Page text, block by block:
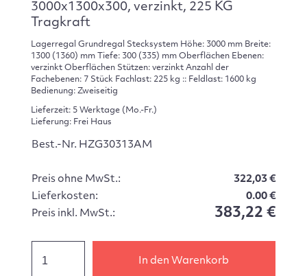
3000x1300x300, verzinkt, 225 KG
Tragkraft
Lagerregal Grundregal Stecksystem Höhe: 3000 mm Breite:
1300 (1360) mm Tiefe: 300 (335) mm Oberflächen Ebenen:
verzinkt Oberflächen Stützen: verzinkt Anzahl der
Fachebenen: 7 Stück Fachlast: 225 kg :: Feldlast: 1600 kg
Bedienung: Zweiseitig
Lieferzeit: 5 Werktage (Mo.-Fr.)
Lieferung: Frei Haus
Best.-Nr. HZG30313AM
Preis ohne MwSt.:
322,03 €
Lieferkosten:
0.00 €
Preis inkl. MwSt.:
383,22 €
In den Warenkorb